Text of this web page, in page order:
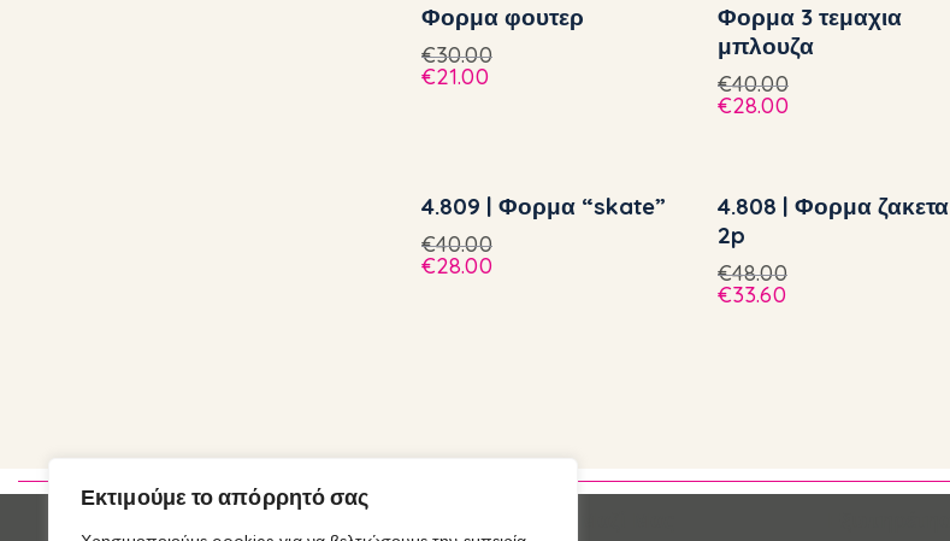
Εκτιμούμε το απόρρητό σας
Φορμα φουτερ
€30.00
€21.00
Φορμα 3 τεμαχια
μπλουζα
€40.00
€28.00
4.809 | Φορμα “skate”
€40.00
€28.00
4.808 | Φορμα ζακετα
2p
€48.00
€33.60